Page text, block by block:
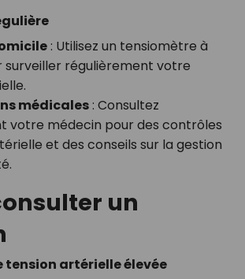
: Utilisez un tensiomètre à
surveiller régulièrement votre
médicales: Consultez
votre médecin pour des contrôles
et des conseils sur la gestion
un
tension artérielle élevée